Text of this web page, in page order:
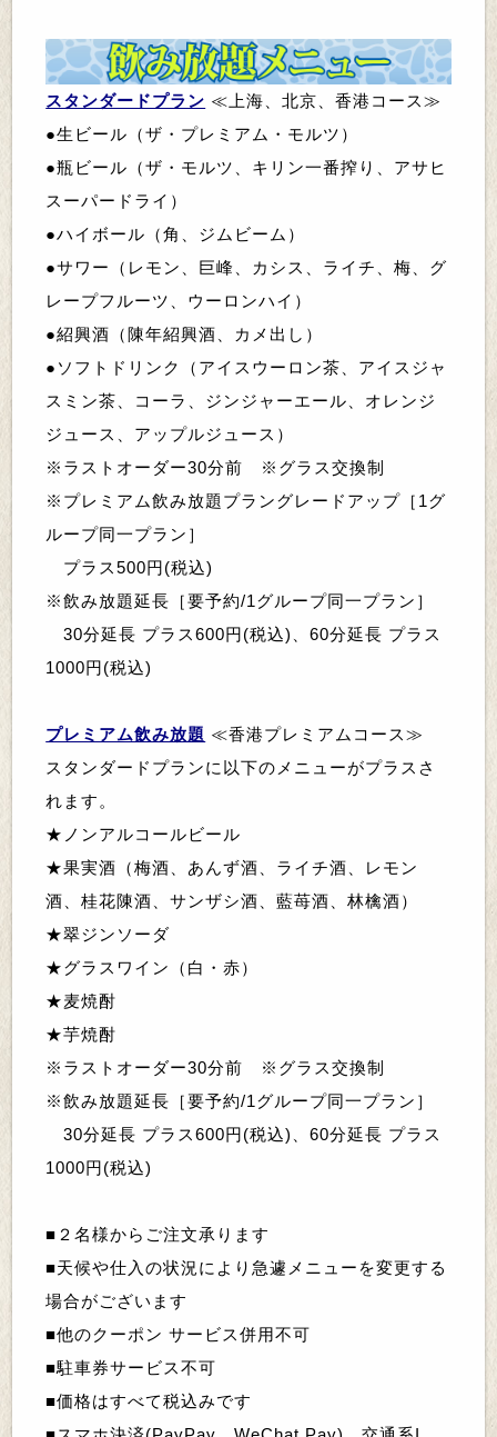
スタンダードプラン ≪ 上海、北京、香港コース≫
●生ビール（ザ・プレミアム・モルツ）
●瓶ビール（ザ・モルツ、キリン一番搾り、アサヒ
スーパードライ）
●ハイボール（角、ジムビーム）
●サワー（レモン、巨峰、カシス、ライチ、梅、グ
レープフルーツ、ウーロンハイ）
●紹興酒（陳年紹興酒、カメ出し）
●ソフトドリンク（アイスウーロン茶、アイスジャ
スミン茶、コーラ、ジンジャーエール、オレンジ
ジュース、アップルジュース）
※ラストオーダー30分前 ※グラス交換制
※プレミアム飲み放題プラングレードアップ ［ 1グ
ループ同一プラン ］
プラス500円(税込)
※飲み放題延長 ［要予約/1グループ同一プラン ］
30分延長 プラス600円(税込)、60分延長 プラス
1000円(税込)
プレミアム飲み放題 ≪香港プレミアムコース≫
スタンダードプランに以下のメニューがプラスさ
れます。
★ノンアルコールビール
★果実酒（梅酒、あんず酒、ライチ酒、レモン
酒、桂花陳酒、サンザシ酒、藍苺酒、林檎酒）
★翠ジンソーダ
★グラスワイン（白・赤）
★麦焼酎
★芋焼酎
※ラストオーダー30分前 ※グラス交換制
※飲み放題延長 ［要予約/1グループ同一プラン ］
30分延長 プラス600円(税込)、60分延長 プラス
1000円(税込)
■２名様からご注文承ります
■天候や仕入の状況により急遽メニューを変更する
場合がございます
■他のクーポン サービス併用不可
■駐車券サービス不可
■価格はすべて税込みです